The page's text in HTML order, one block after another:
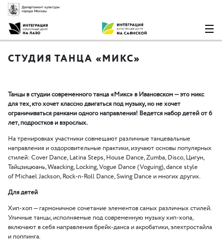
СТУДИЯ ТАНЦА «МИКС»
Танцы в cтудии современного танца«Микс» в Ивановском — это микс
для тех, кто хочет классно двигаться под музыку, но не хочет
ограничиваться рамками одного направления! Ведется набор детей от 6
лет, подростков и взрослых.
На тренировках участники совмещают различные танцевальные
направления и оздоровительные практики, изучают основы популярных
стилей: Cover Dance, Latina Steps, House Dance, Zumba, Disco, Цигун,
Тайцзицюань, Waacking, Locking, Vogue Dance(Voguing), dance style
of Michael Jackson, Rock-n-Roll Dance, Swing Dance и многих других.
Для детей
Хип-хоп — гармоничное сочетание элементов самых различных стилей.
Уличные танцы, исполняемые под современную музыку хип-хопа,
включают в себя направления брейк-данса и акробатики, электростайла
и поппинга.